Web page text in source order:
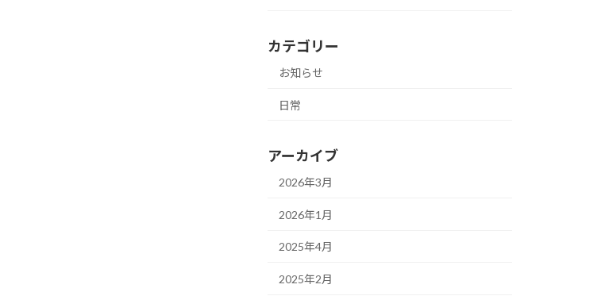
カテゴリー
お知らせ
日常
アーカイブ
2026年3月
2026年1月
2025年4月
2025年2月